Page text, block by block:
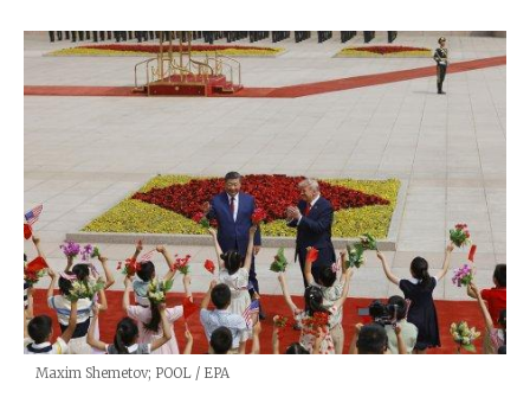
Créditos
Maxim Shemetov; POOL / EPA